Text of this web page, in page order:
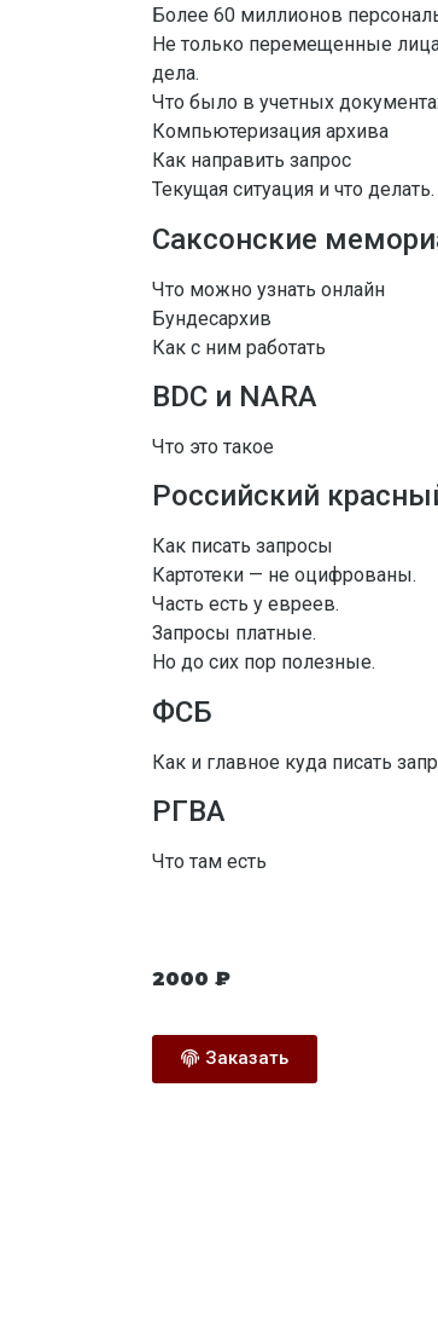
Более 60 миллионов
Не только перемещенные
дела.
Что было в учетных
Компьютеризация архива
Как направить запрос
Текущая ситуация и что делать.
Саксонские
Что можно узнать онлайн
Бундесархив
Как с ним работать
BDC и NARA
Что это такое
Российский
Как писать запросы
Картотеки — не оцифрованы.
Часть есть у евреев.
Запросы платные.
Но до сих пор полезные.
ФСБ
Как и главное куда писать
РГВА
Что там есть
2000 ₽
Заказать